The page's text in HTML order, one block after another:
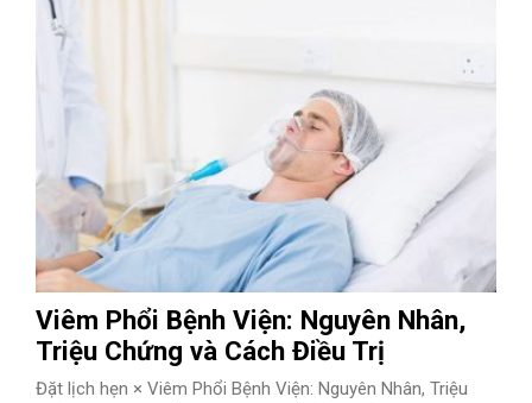
Viêm Phổi Bệnh Viện: Nguyên Nhân,
Triệu Chứng và Cách Điều Trị
Đặt lịch hẹn × Viêm Phổi Bệnh Viện: Nguyên Nhân, Triệu